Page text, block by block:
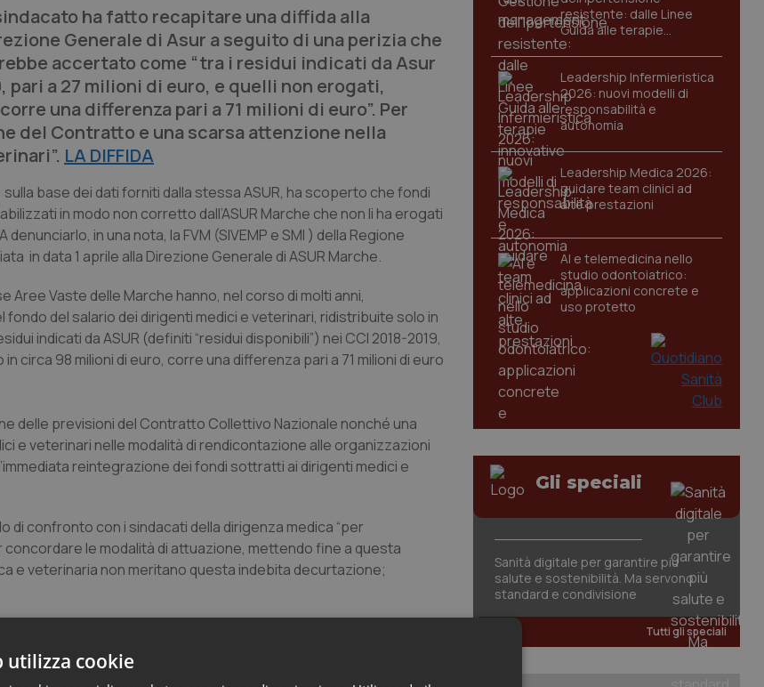
ha fatto recapitare una diffida alla
Generale di Asur a seguito di una perizia che
accertato come “tra i residui indicati da Asur
a 27 milioni di euro, e quelli non erogati,
una differenza pari a 71 milioni di euro”. Per
del Contratto e una scarsa attenzione nella
LA DIFFIDA
base dei dati forniti dalla stessa ASUR, ha scoperto che fondi
in modo non corretto dall’ASUR Marche che non li ha erogati
in una nota, la FVM (SIVEMP e SMI ) della Regione
in data 1 aprile alla Direzione Generale di ASUR Marche.
Aree Vaste delle Marche hanno, nel corso di molti anni,
del salario dei dirigenti medici e veterinari, ridistribuite solo in
indicati da ASUR (definiti “residui disponibili”) nei CCI 2018-2019,
circa 98 milioni di euro, corre una differenza pari a 71 milioni di euro
delle previsioni del Contratto Collettivo Nazionale nonché una
e veterinari nelle modalità di rendicontazione alle organizzazioni
reintegrazione dei fondi sottratti ai dirigenti medici e
di confronto con i sindacati della dirigenza medica “per
le modalità di attuazione, mettendo fine a questa
e veterinaria non meritano questa indebita decurtazione;
resistente: dalle Linee
Guida alle terapie
innovative
Leadership Infermieristica
2026: nuovi modelli di
responsabilità e
autonomia
Leadership Medica 2026:
guidare team clinici ad
alte prestazioni
AI e telemedicina nello
studio odontoiatrico:
applicazioni concrete e
uso protetto
Gli speciali
Sanità digitale per garantire più
salute e sostenibilità. Ma servono
standard e condivisione
Tutti gli speciali
utilizza cookie